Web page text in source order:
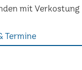
mit Verkostung
Termine